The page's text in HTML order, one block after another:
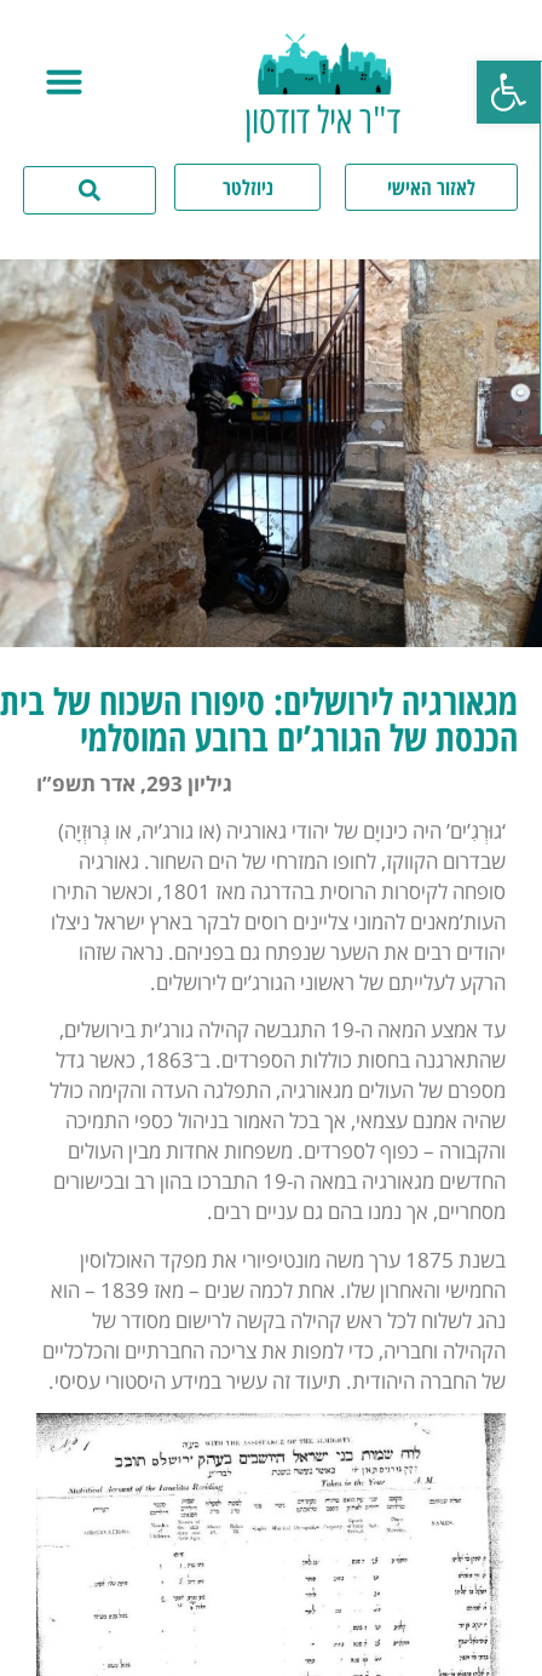
פתח סרגל נגישות
ד"ר איל דודסון
לאזור האישי ניוזלטר
מגאורגיה לירושלים: סיפורו השכוח של בית
הכנסת של הגורג’ים ברובע המוסלמי
גיליון 293, אדר תשפ”ו
‘גוּרְגִ’ים’ היה כינויָם של יהודי גאורגיה (או גורג’יה, או גְּרוּזְיָה)
שבדרום הקווקז, לחופו המזרחי של הים השחור. גאורגיה
סופחה לקיסרות הרוסית בהדרגה מאז 1801, וכאשר התירו
העות’מאנים להמוני צליינים רוסים לבקר בארץ ישראל ניצלו
יהודים רבים את השער שנפתח גם בפניהם. נראה שזהו
הרקע לעלייתם של ראשוני הגורג’ים לירושלים.
עד אמצע המאה ה-19 התגבשה קהילה גורג’ית בירושלים,
שהתארגנה בחסות כוללות הספרדים. ב־1863, כאשר גדל
מספרם של העולים מגאורגיה, התפלגה העדה והקימה כולל
שהיה אמנם עצמאי, אך בכל האמור בניהול כספי התמיכה
והקבורה – כפוף לספרדים. משפחות אחדות מבין העולים
החדשים מגאורגיה במאה ה-19 התברכו בהון רב ובכישורים
מסחריים, אך נמנו בהם גם עניים רבים.
בשנת 1875 ערך משה מונטיפיורי את מפקד האוכלוסין
החמישי והאחרון שלו. אחת לכמה שנים – מאז 1839 – הוא
נהג לשלוח לכל ראש קהילה בקשה לרישום מסודר של
הקהילה וחבריה, כדי למפות את צריכה החברתיים והכלכליים
של החברה היהודית. תיעוד זה עשיר במידע היסטורי עסיסי.